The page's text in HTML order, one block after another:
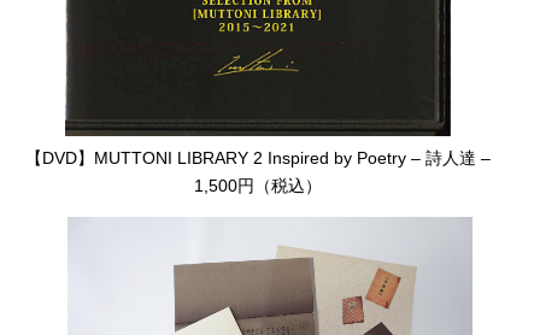
【DVD】MUTTONI LIBRARY 2 Inspired by Poetry – 詩人達 –
1,500円（税込）